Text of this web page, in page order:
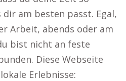
am besten passt. Egal,
Arbeit, abends oder am
bist nicht an feste
Diese Webseite
Erlebnisse: